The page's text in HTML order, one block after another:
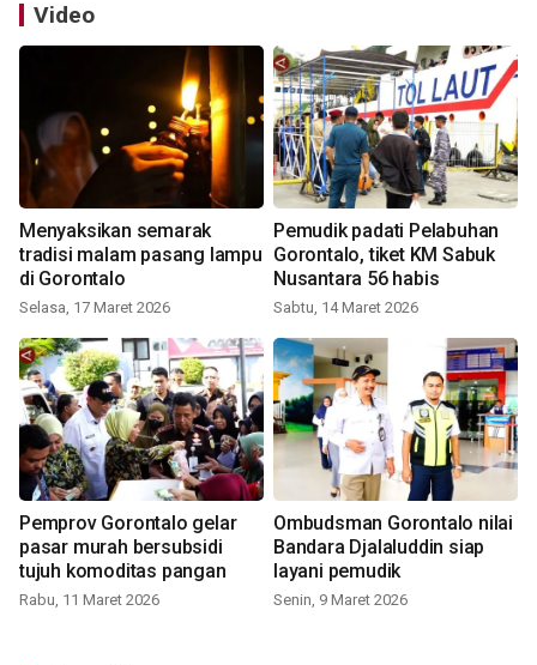
Video
Menyaksikan semarak
tradisi malam pasang lampu
di Gorontalo
Selasa, 17 Maret 2026
Pemudik padati Pelabuhan
Gorontalo, tiket KM Sabuk
Nusantara 56 habis
Sabtu, 14 Maret 2026
Pemprov Gorontalo gelar
pasar murah bersubsidi
tujuh komoditas pangan
Rabu, 11 Maret 2026
Ombudsman Gorontalo nilai
Bandara Djalaluddin siap
layani pemudik
Senin, 9 Maret 2026